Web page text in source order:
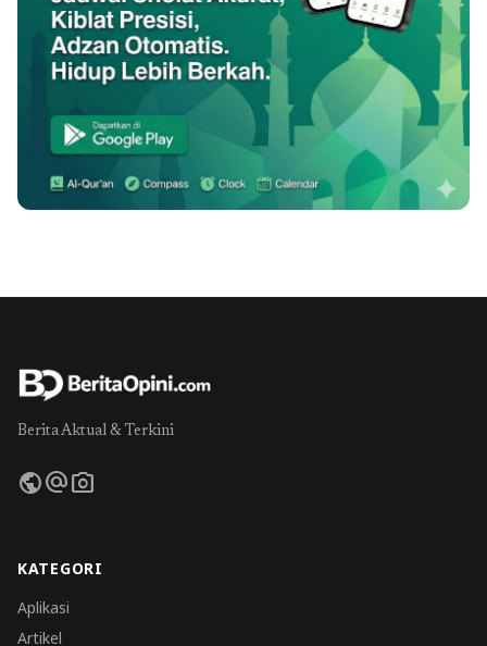
Berita Aktual & Terkini
publicalternate_emailphoto_camera
KATEGORI
Aplikasi
Artikel